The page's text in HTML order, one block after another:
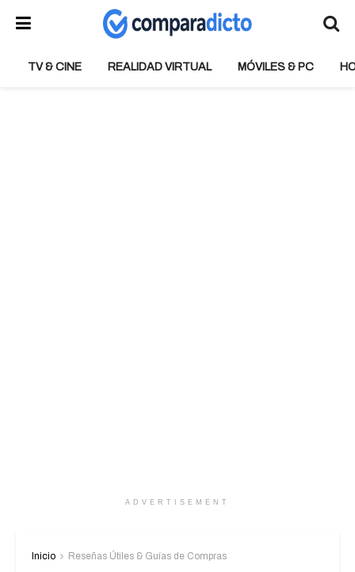
TV & CINE REALIDAD VIRTUAL MÓVILES & PC
ADVERTISEMENT
Inicio Reseñas Útiles & Guías de Compras